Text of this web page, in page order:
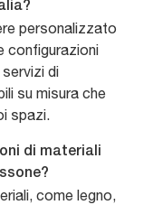
personalizzato
configurazioni
di
su misura che
spazi.
di materiali
come legno,